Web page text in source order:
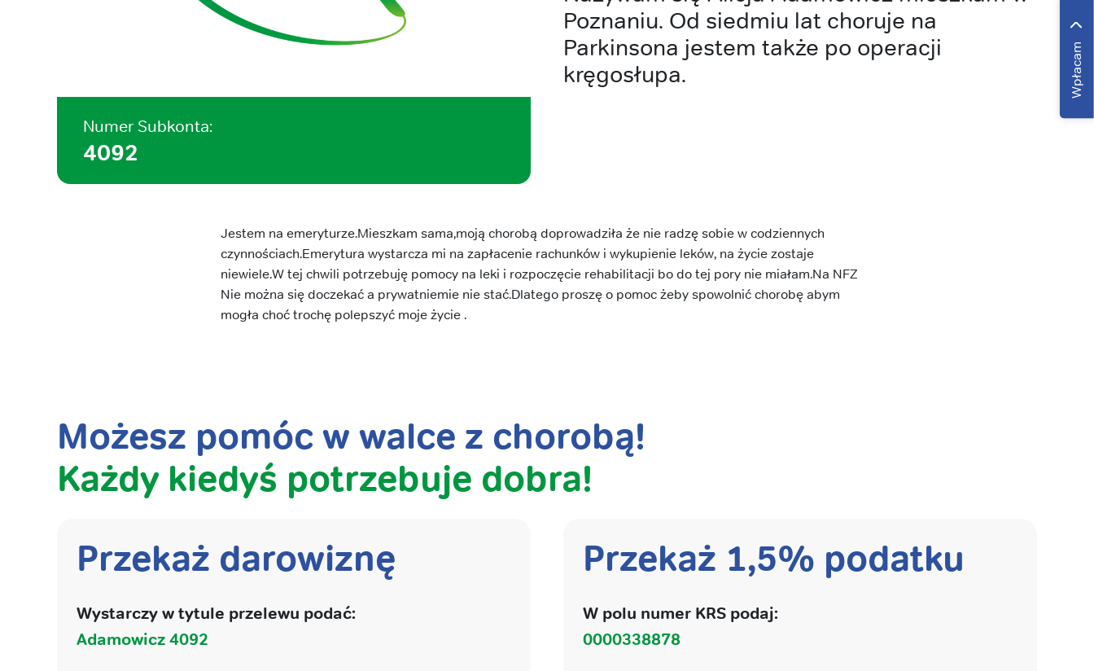
Wpłacam
Numer Subkonta:
4092
Poznaniu. Od siedmiu lat choruje na
Parkinsona jestem także po operacji
kręgosłupa.
Jestem na emeryturze.Mieszkam sama,moją chorobą doprowadziła że nie radzę sobie w codziennych
czynnościach.Emerytura wystarcza mi na zapłacenie rachunków i wykupienie leków, na życie zostaje
niewiele.W tej chwili potrzebuję pomocy na leki i rozpoczęcie rehabilitacji bo do tej pory nie miałam.Na NFZ
Nie można się doczekać a prywatniemie nie stać.Dlatego proszę o pomoc żeby spowolnić chorobę abym
mogła choć trochę polepszyć moje życie .
Możesz pomóc w walce z chorobą!
Każdy kiedyś potrzebuje dobra!
Przekaż darowiznę
Wystarczy w tytule przelewu podać:
Adamowicz 4092
Przekaż 1,5% podatku
W polu numer KRS podaj:
0000338878